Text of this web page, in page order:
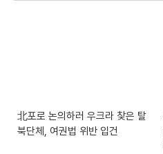
北포로 논의하러 우크라 찾은 탈
북단체, 여권법 위반 입건